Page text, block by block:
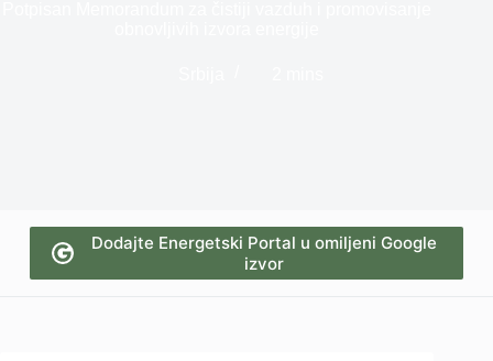
Dodajte Energetski Portal u omiljeni Google
izvor